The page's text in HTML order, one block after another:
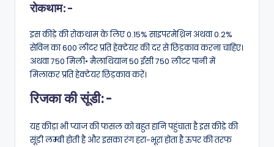
रोकथाम:-
इस कीड़े की रोकथाम के लिए 0.15% साइपरमेथ्रिन अथवा 0.2%
सेविन का 600 लीटर प्रति हेक्टेयर की दर से छिड़काव करना चाहिए।
अथवा 750 मिली• मैलाथियान 50 ईसी 750 लीटर पानी में
मिलाकर प्रति हेक्टेयर छिड़काव करें।
रिजका की सूंडी:-
यह कीड़ा भी प्याज की फसल को बहुत हानि पहुंचाता है इस कीड़े की
सूंडी लम्बी होती है और इसका रंग हरा-भूरा होता है ऊपर की तरफ